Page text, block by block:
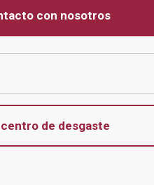
con nosotros
de desgaste